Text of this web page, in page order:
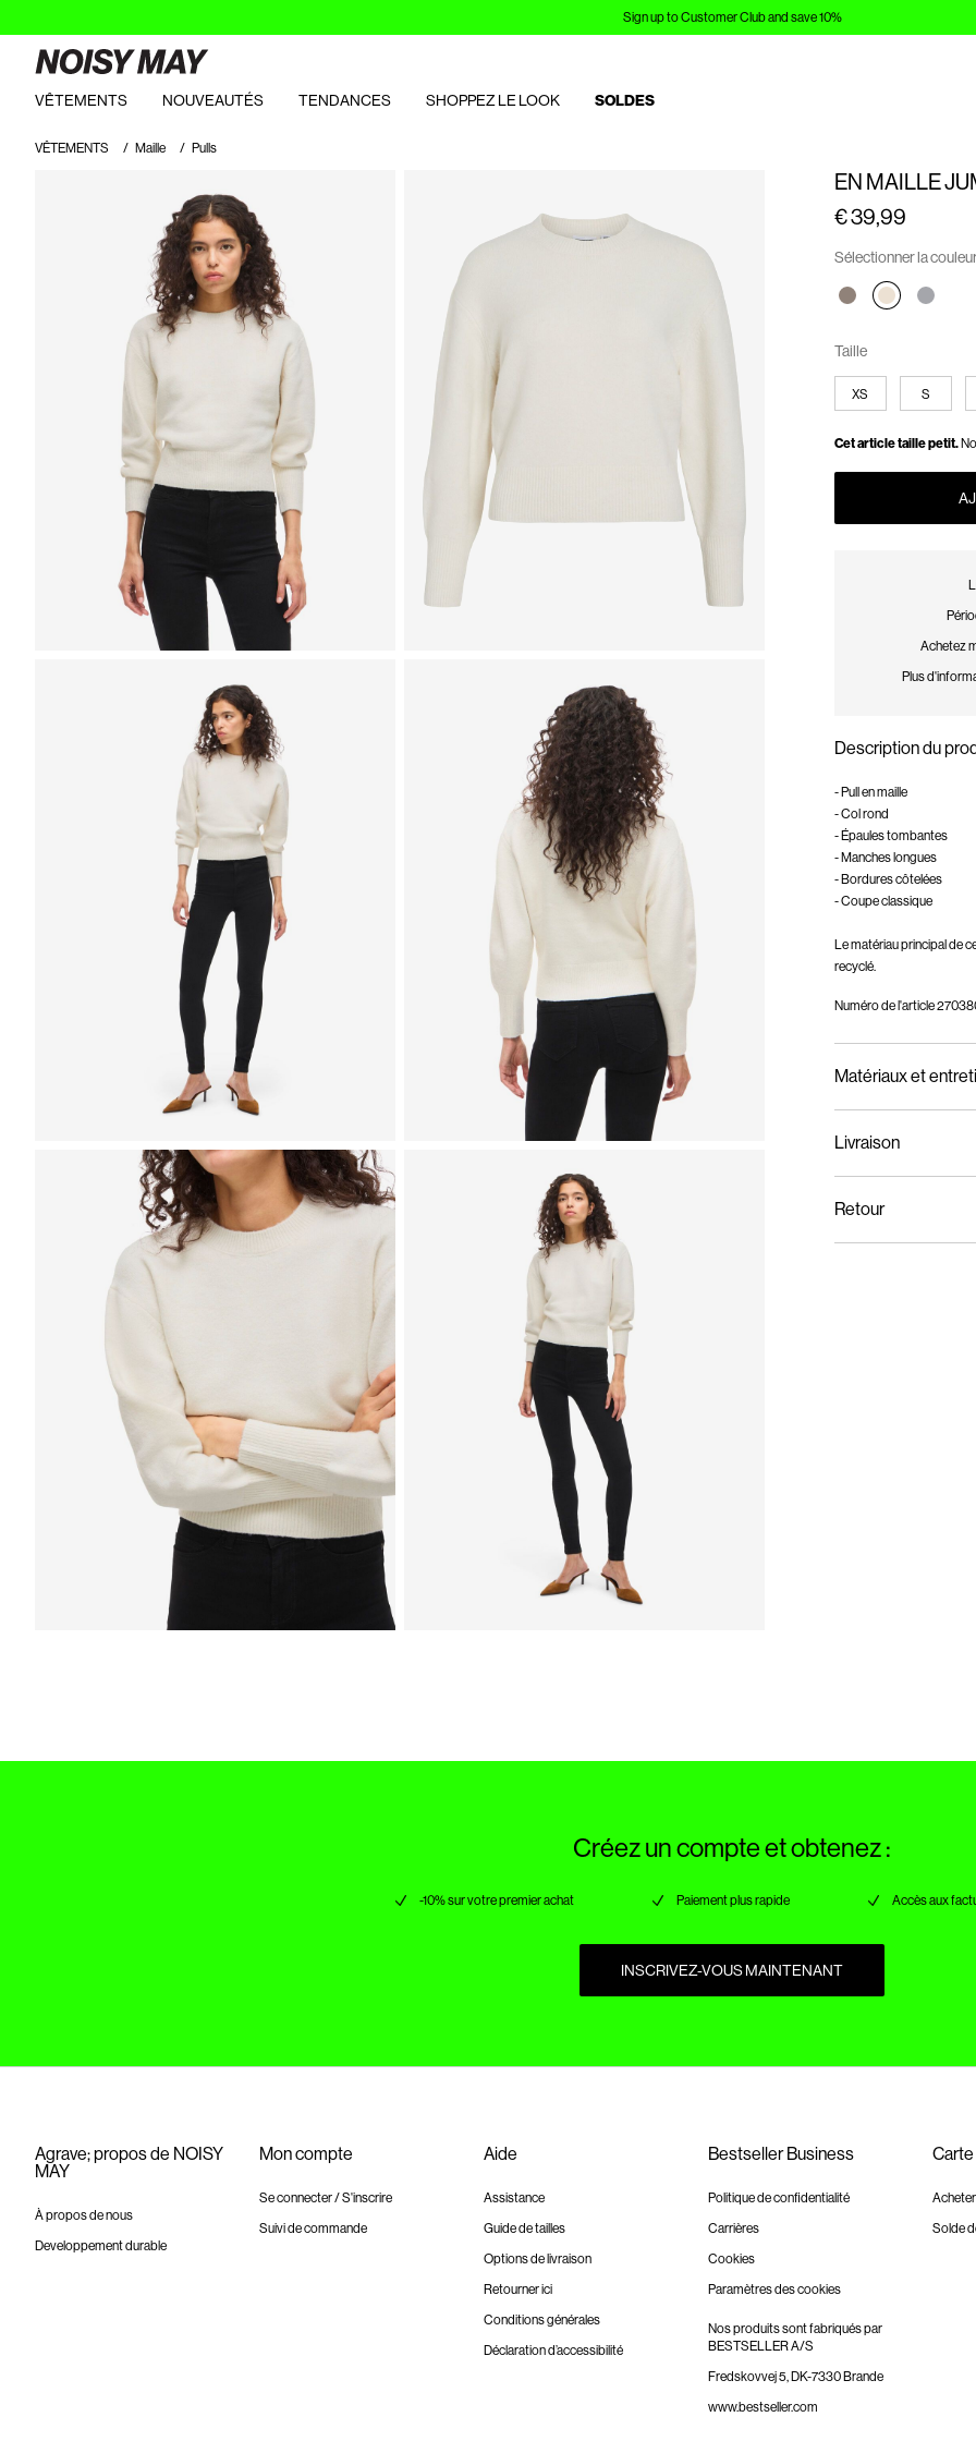
Sign up to Customer Club and save 10%
VÊTEMENTS NOUVEAUTÉS TENDANCES SHOPPEZ LE LOOK SOLDES
VÊTEMENTS Maille Pulls
EN MAILLE
€ 39,99
Sélectionner la
Taille
XS S
Cet article taille petit.
Achetez
Plus
Description du
- Pull en maille
- Col rond
- Épaules tombantes
- Manches longues
- Bordures côtelées
- Coupe classique
Le matériau principal de
recyclé.
Numéro de l'article
Matériaux et
Ne pas blanchir
Séchage en
Livraison
Retour
Créez un compte et obtenez :
-10% sur votre premier achat Paiement plus rapide Accès aux
INSCRIVEZ-VOUS MAINTENANT
Agrave; propos de NOISY
MAY
À propos de nous
Developpement durable
Mon compte
Se connecter / S'inscrire
Suivi de commande
Aide
Assistance
Guide de tailles
Options de livraison
Retourner ici
Conditions générales
Déclaration d’accessibilité
Bestseller Business
Politique de confidentialité
Carrières
Cookies
Paramètres des cookies
Nos produits sont fabriqués par
BESTSELLER A/S
Fredskovvej 5, DK-7330 Brande
www.bestseller.com
Solde